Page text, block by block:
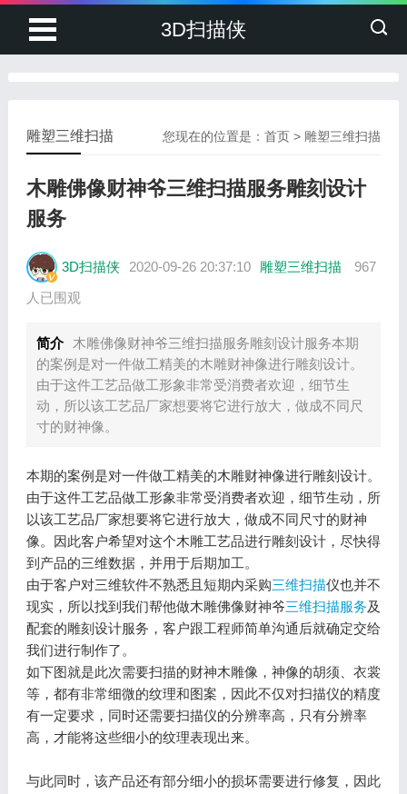
3D扫描侠
您现在的位置是：首页 > 雕塑三维扫描
雕塑三维扫描
木雕佛像财神爷三维扫描服务雕刻设计
服务
3D扫描侠 2020-09-26 20:37:10 雕塑三维扫描
967
人已围观
简介
木雕佛像财神爷三维扫描服务雕刻设计服务本期
的案例是对一件做工精美的木雕财神像进行雕刻设计。
由于这件工艺品做工形象非常受消费者欢迎，细节生
动，所以该工艺品厂家想要将它进行放大，做成不同尺
寸的财神像。
本期的案例是对一件做工精美的木雕财神像进行雕刻设计。
由于这件工艺品做工形象非常受消费者欢迎，细节生动，所
以该工艺品厂家想要将它进行放大，做成不同尺寸的财神
像。因此客户希望对这个木雕工艺品进行雕刻设计，尽快得
到产品的三维数据，并用于后期加工。
由于客户对三维软件不熟悉且短期内采购三维扫描仪也并不
现实，所以找到我们帮他做木雕佛像财神爷三维扫描服务及
配套的雕刻设计服务，客户跟工程师简单沟通后就确定交给
我们进行制作了。
如下图就是此次需要扫描的财神木雕像，神像的胡须、衣裳
等，都有非常细微的纹理和图案，因此不仅对扫描仪的精度
有一定要求，同时还需要扫描仪的分辨率高，只有分辨率
高，才能将这些细小的纹理表现出来。
与此同时，该产品还有部分细小的损坏需要进行修复，因此